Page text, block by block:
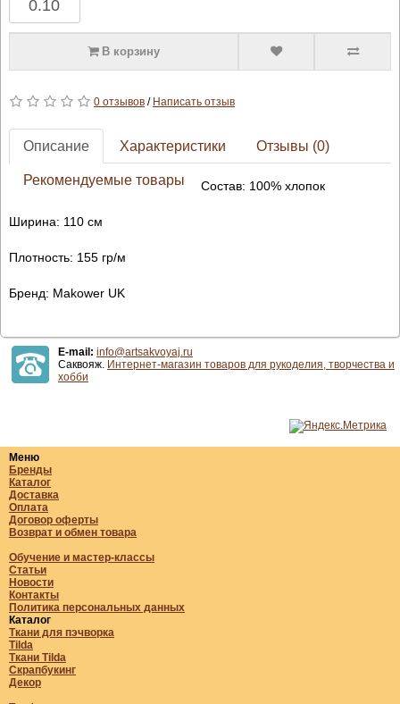
В корзину
0 отзывов/ Написать отзыв
Описание Характеристики Отзывы (0)
Рекомендуемые товары Состав: 100% хлопок
Ширина: 110 см
Плотность: 155 гр/м
Бренд: Makower UK
E-mail: info@artsakvoyaj.ru
Саквояж. Интернет-магазин товаров для рукоделия, творчества и
хобби
Меню
Бренды
Каталог
Доставка
Оплата
Договор оферты
Возврат и обмен товара
Обучение и мастер-классы
Статьи
Новости
Контакты
Политика персональных данных
Каталог
Ткани для пэчворка
Tilda
Ткани Tilda
Скрапбукинг
Декор